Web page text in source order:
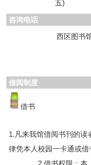
五)
咨询电话
西区图书
借阅制度
借书
1.凡来我馆借阅书刊的读
律凭本人校园一卡通或借
2.借书权限：本